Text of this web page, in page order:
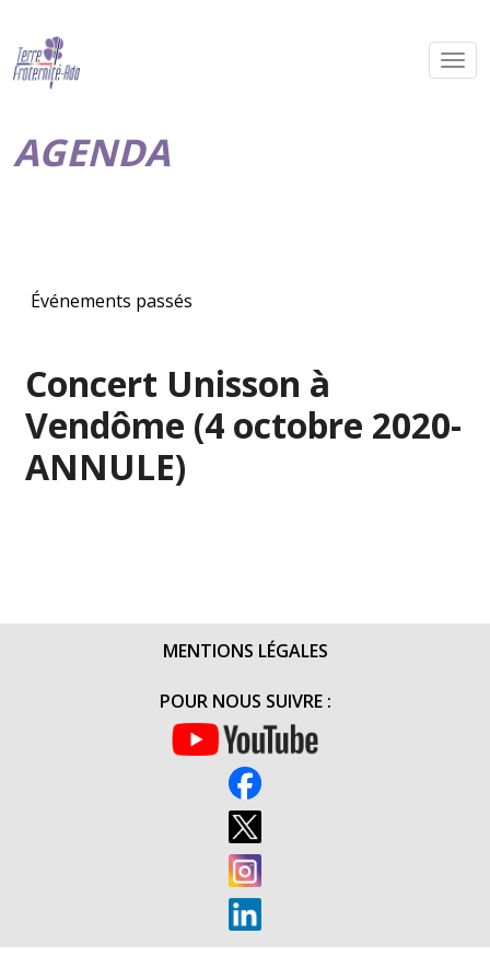
AGENDA
Événements passés
Concert Unisson à
Vendôme (4 octobre 2020-
ANNULE)
MENTIONS LÉGALES
POUR NOUS SUIVRE :